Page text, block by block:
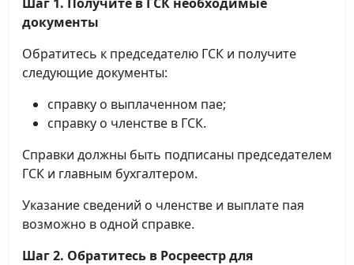
документы
Обратитесь к председателю ГСК и получите
следующие документы:
справку о выплаченном пае;
справку о членстве в ГСК.
Справки должны быть подписаны председателем
ГСК и главным бухгалтером.
Указание сведений о членстве и выплате пая
возможно в одной справке.
Шаг 2. Обратитесь в Росреестр для